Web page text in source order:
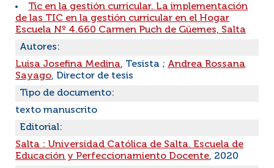
Tic en la gestión curricular. La implementación
de las TIC en la gestión curricular en el Hogar
Escuela Nº 4.660 Carmen Puch de Güemes, Salta
Autores:
Luisa Josefina Medina, Tesista ; Andrea Rossana
Sayago, Director de tesis
Tipo de documento:
texto manuscrito
Editorial:
Salta : Universidad Católica de Salta. Escuela de
Educación y Perfeccionamiento Docente, 2020